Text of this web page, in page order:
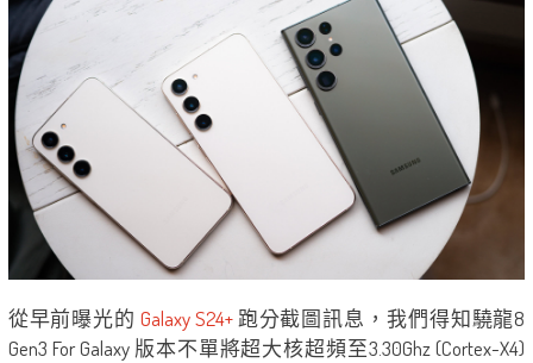
從早前曝光的 Galaxy S24+跑分截圖訊息，我們得知驍龍8
Gen3 For Galaxy 版本不單將超大核超頻至3.30Ghz (Cortex-X4)